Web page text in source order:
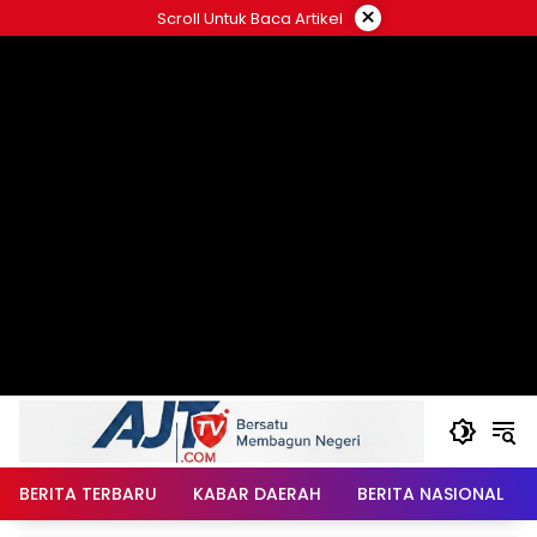
ke
Scroll Untuk Baca Artikel ×
BERITA TERBARU KABAR DAERAH BERITA NASIONAL